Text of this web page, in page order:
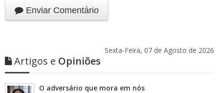
Enviar Comentário
Sexta-Feira, 07 de Agosto de 2026
Artigos e Opiniões
O adversário que mora em nós